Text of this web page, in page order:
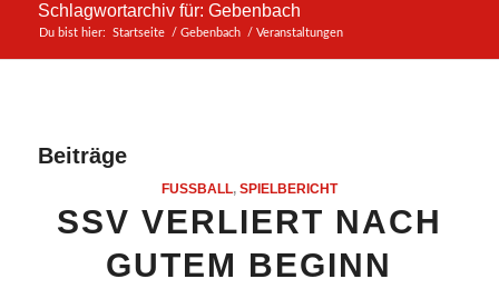
Schlagwortarchiv für: Gebenbach
Du bist hier: Startseite / Gebenbach / Veranstaltungen
Beiträge
FUSSBALL , SPIELBERICHT
SSV VERLIERT NACH
GUTEM BEGINN